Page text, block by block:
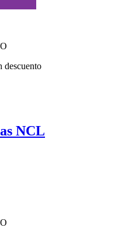
descuento
NCL